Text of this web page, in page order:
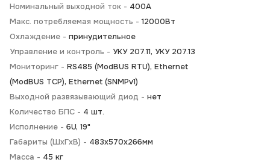
Номинальный выходной ток - 400А
Макс. потребляемая мощность - 12000Вт
Охлаждение - принудительное
Управление и контроль - УКУ 207.11, УКУ 207.13
Мониторинг - RS485 (ModBUS RTU), Ethernet
(ModBUS TCP), Ethernet (SNMPv1)
Выходной развязывающий диод - нет
Количество БПС - 4 шт.
Исполнение - 6U, 19"
Габариты (ШхГхВ) - 483х570х266мм
Масса - 45 кг